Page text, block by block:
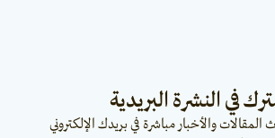
في النشرة البريدية
والأخبار مباشرة في بريدك الإلكتروني